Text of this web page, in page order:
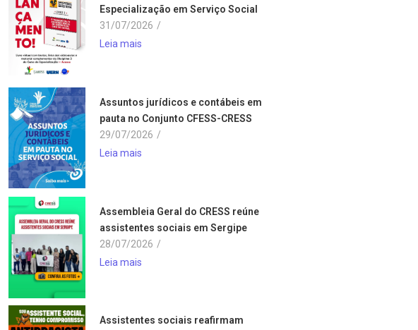
Especialização em Serviço Social
31/07/2026 /
Leia mais
Assuntos jurídicos e contábeis em
pauta no Conjunto CFESS-CRESS
29/07/2026 /
Leia mais
Assembleia Geral do CRESS reúne
assistentes sociais em Sergipe
28/07/2026 /
Leia mais
Assistentes sociais reafirmam